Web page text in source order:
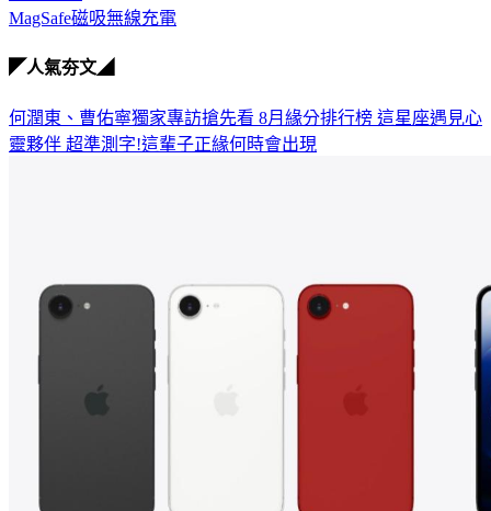
MagSafe磁吸無線充電
◤人氣夯文◢
何潤東、曹佑寧獨家專訪搶先看 8月緣分排行榜 這星座遇見心
靈夥伴 超準測字!這輩子正緣何時會出現